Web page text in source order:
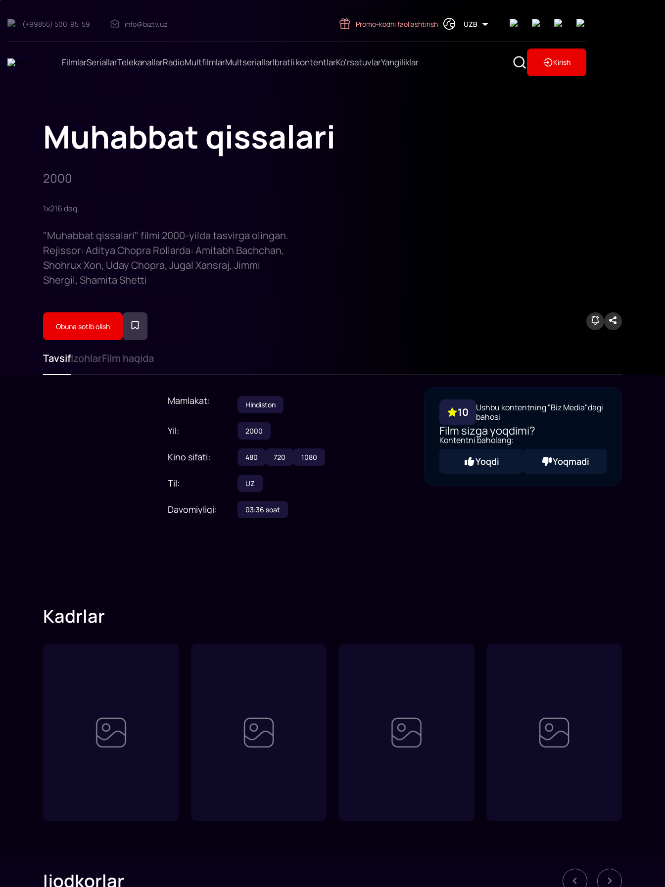
Muhabbat
filmi
2000-
(+99855) 500-95-59 info@biztv.uz Promo-kodni faollashtirish UZB
FilmlarSeriallarTelekanallarRadioMultfilmlarMultseriallarIbratli kontentlarKo'rsatuvlarYangiliklar Kirish
Muhabbat qissalari
2000
1x216daq.
"Muhabbat qissalari" filmi 2000-yilda tasvirga olingan.
Rejissor: Aditya Chopra Rollarda: Amitabh Bachchan,
Shohrux Xon, Uday Chopra, Jugal Xansraj, Jimmi
Shergil, Shamita Shetti
Obuna sotib olish
TavsifIzohlarFilm haqida
Mamlakat: Hindiston
Yil: 2000
Kino sifati: 480 720 1080
Til: UZ
Davomiyligi: 03:36 soat
10
Ushbu kontentning "Biz Media"dagi
bahosi
Film sizga yoqdimi?
Kontentni baholang:
Yoqdi Yoqmadi
Kadrlar
Ijodkorlar